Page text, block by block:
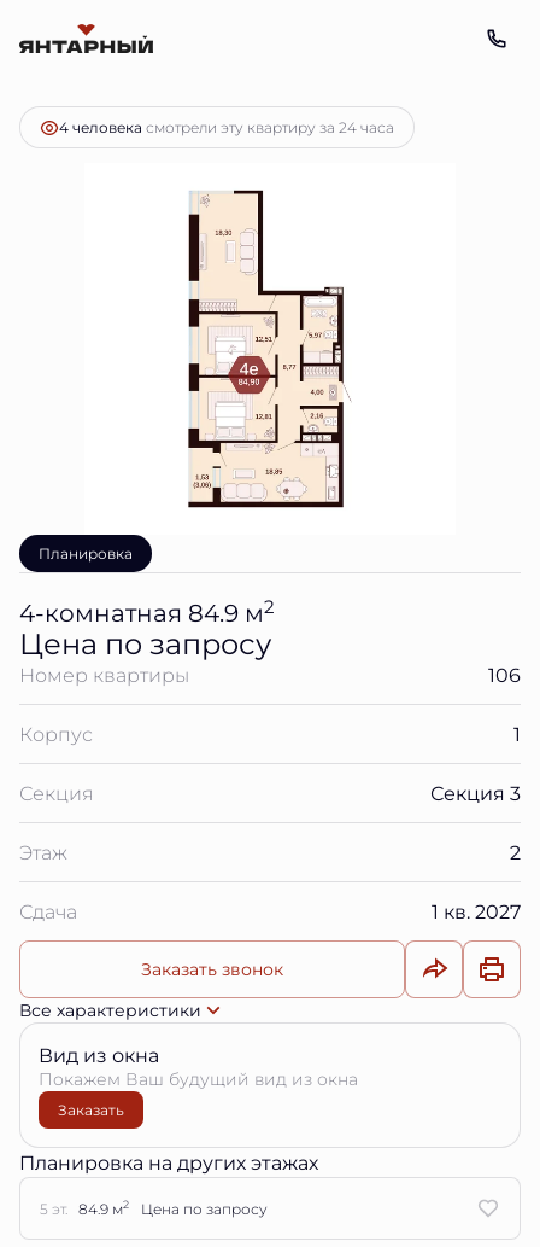
4-комнатная Цена по запросу
4 человекa смотрели эту квартиру за 24 часа
Планировка
4-комнатная 84.9 м2
Цена по запросу
Номер квартиры 106
Корпус 1
Секция Секция 3
Этаж 2
Сдача 1 кв. 2027
Заказать звонок
Все характеристики
Вид из окна
Покажем Ваш будущий вид из окна
Заказать
Планировка на других этажах
5 эт. 84.9 м2 Цена по запросу